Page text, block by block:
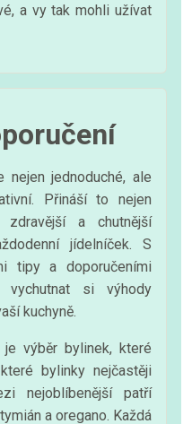
a vy tak mohli užívat
nejen jednoduché, ale
Přináší to nejen
a chutnější
jídelníček. S
tipy a doporučeními
si výhody
kuchyně.
výběr bylinek, které
bylinky nejčastěji
nejoblíbenější patří
a oregano. Každá